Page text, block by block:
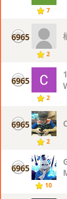
7
6965
2
6965
2
6965
2
6965
10